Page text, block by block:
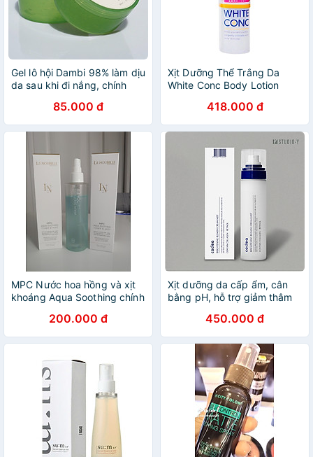
Gel lô hội Dambi 98% làm dịu
da sau khi đi nắng, chính
85.000 đ
Xịt Dưỡng Thể Trắng Da
White Conc Body Lotion
418.000 đ
MPC Nước hoa hồng và xịt
khoáng Aqua Soothing chính
200.000 đ
Xịt dưỡng da cấp ẩm, cân
bằng pH, hỗ trợ giảm thâm
Brightening Blemish Cream
Mist 120ml
450.000 đ